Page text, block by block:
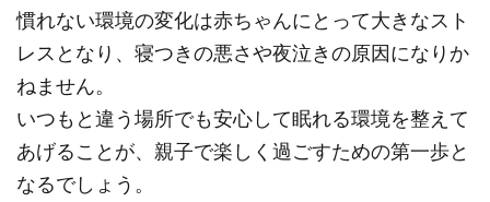
慣れない環境の変化は赤ちゃんにとって大きなスト
レスとなり、寝つきの悪さや夜泣きの原因になりか
ねません。
いつもと違う場所でも安心して眠れる環境を整えて
あげることが、親子で楽しく過ごすための第一歩と
なるでしょう。